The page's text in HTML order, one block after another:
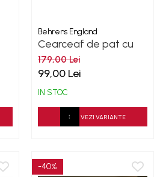
Behrens England
Cearceaf de pat cu
elastic, 200TC - Grey
179,00 Lei
99,00 Lei
IN STOC
VEZI VARIANTE
-40%